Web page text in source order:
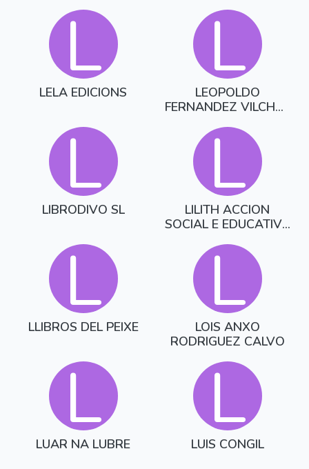
L
LELA EDICIONS L
LEOPOLDO
FERNANDEZ VILCHES
L
LIBRODIVO SL L
LILITH ACCION
SOCIAL E EDUCATIVA
L
LLIBROS DEL PEIXE L
LOIS ANXO
RODRIGUEZ CALVO
L
LUAR NA LUBRE L
LUIS CONGIL